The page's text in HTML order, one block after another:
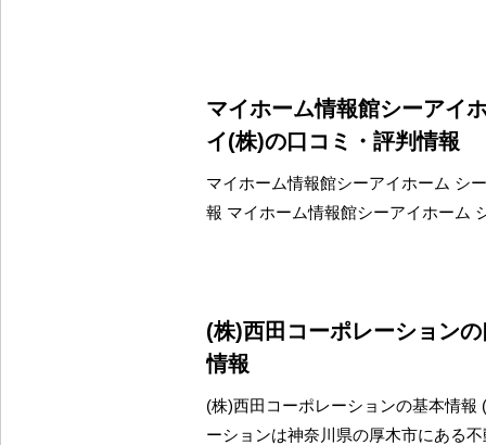
マイホーム情報館シーアイ
イ(株)の口コミ・評判情報
マイホーム情報館シーアイホーム シ
報 マイホーム情報館シーアイホーム
(株)西田コーポレーション
情報
(株)西田コーポレーションの基本情報
ーションは神奈川県の厚木市にある